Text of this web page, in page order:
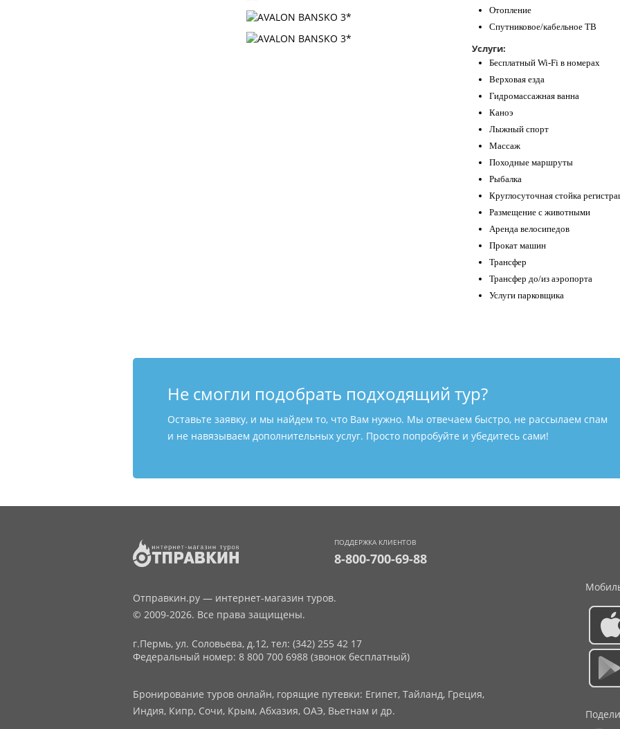
Отопление
Спутниковое/кабельное ТВ
Услуги:
Бесплатный Wi-Fi в номерах
Верховая езда
Гидромассажная ванна
Каноэ
Лыжный спорт
Массаж
Походные маршруты
Рыбалка
Круглосуточная стойка
Размещение с животными
Аренда велосипедов
Прокат машин
Трансфер
Трансфер до/из аэропорта
Услуги парковщика
Не смогли подобрать подходящий тур?
Оставьте заявку, и мы найдем то, что Вам нужно. Мы отвечаем быстро, не рассылаем спам
и не навязываем дополнительных услуг. Просто попробуйте и убедитесь сами!
ПОДДЕРЖКА КЛИЕНТОВ
8-800-700-69-88
Отправкин.ру — интернет-магазин туров.
© 2009-2026. Все права защищены.
г.Пермь, ул. Соловьева, д.12, тел: (342) 255 42 17
Федеральный номер: 8 800 700 6988 (звонок бесплатный)
Бронирование туров онлайн, горящие путевки: Египет, Тайланд, Греция,
Индия, Кипр, Сочи, Крым, Абхазия, ОАЭ, Вьетнам и др.